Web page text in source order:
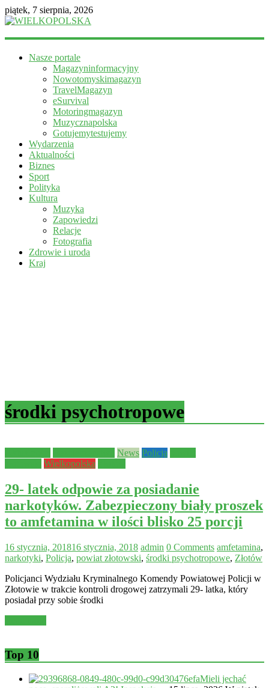
piątek, 7 sierpnia, 2026
WIELKOPOLSKA
informacyjny
Nasze portale
Magazyninformacyjny
Nowotomyskimagazyn
TravelMagazyn
eSurvival
Motoringmagazyn
Muzycznapolska
Gotujemytestujemy
Wydarzenia
Aktualności
Biznes
Sport
Polityka
Kultura
Muzyka
Zapowiedzi
Relacje
Fotografia
Zdrowie i uroda
Kraj
środki psychotropowe
News Policja
Wielkopolska
29- latek odpowie za posiadanie
narkotyków. Zabezpieczony biały proszek
to amfetamina w ilości blisko 25 porcji
16 stycznia, 201816 stycznia, 2018 admin 0 Comments amfetamina,
narkotyki, Policja, powiat złotowski, środki psychotropowe, Złotów
Policjanci Wydziału Kryminalnego Komendy Powiatowej Policji w
Złotowie w trakcie kontroli drogowej zatrzymali 29- latka, który
posiadał przy sobie środki
Top 10
Mieli jechać